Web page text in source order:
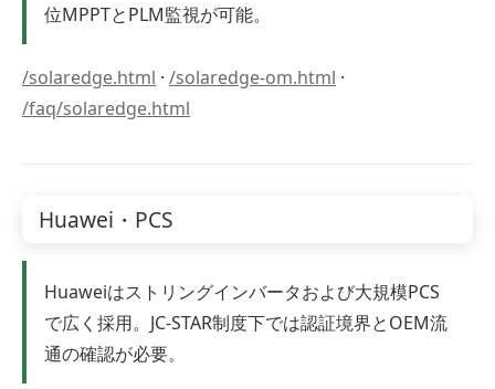
位MPPTとPLM監視が可能。
/solaredge.html · /solaredge-om.html ·
/faq/solaredge.html
Huawei・PCS
Huaweiはストリングインバータおよび大規模PCS
で広く採用。JC-STAR制度下では認証境界とOEM流
通の確認が必要。